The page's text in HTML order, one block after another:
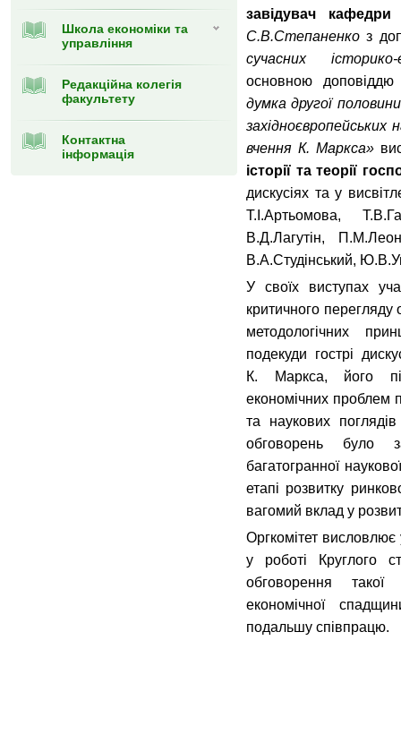
Школа економіки та
управління
Редакційна колегія
факультету
Контактна
інформація
завідувач кафедри
С.В.Степаненко з
сучасних історико-
основною
думка другої
західноєвропейських
вчення К. Маркса»
історії та теорії
дискусіях та у
Т.І.Артьомова,
В.Д.Лагутін,
В.А.Студінський,
У своїх виступах
критичного
методологічних
подекуди гострі
К. Маркса, його
економічних проблем
та наукових
обговорень було
багатогранної
етапі розвитку
вагомий вклад у
Оргкомітет
у роботі Круглого
обговорення
економічної
подальшу співпрацю.